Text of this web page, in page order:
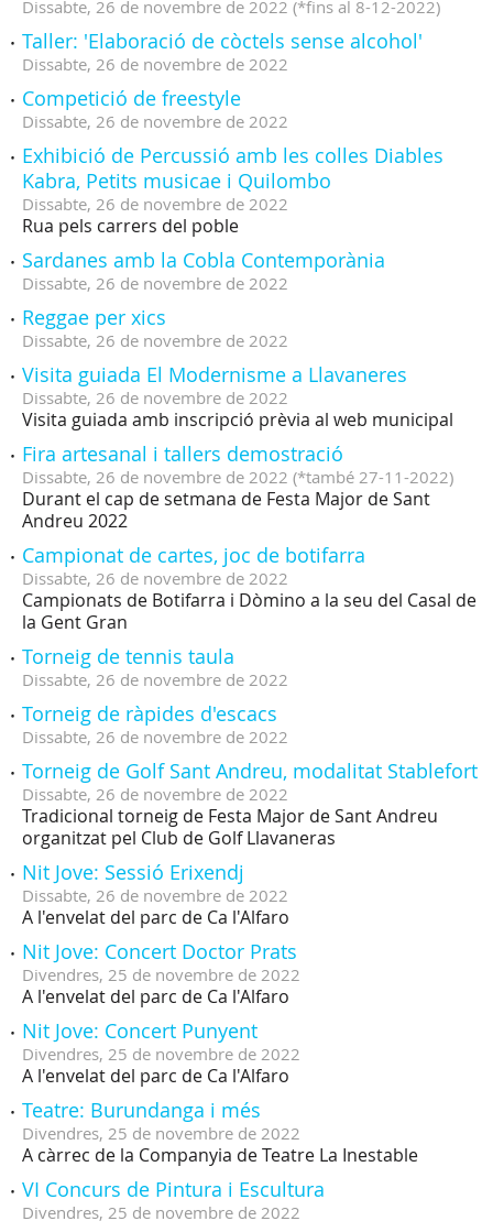
Dissabte, 26 de novembre de 2022 (*fins al 8-12-2022)
Taller: 'Elaboració de còctels sense alcohol'
Dissabte, 26 de novembre de 2022
Competició de freestyle
Dissabte, 26 de novembre de 2022
Exhibició de Percussió amb les colles Diables
Kabra, Petits musicae i Quilombo
Dissabte, 26 de novembre de 2022
Rua pels carrers del poble
Sardanes amb la Cobla Contemporània
Dissabte, 26 de novembre de 2022
Reggae per xics
Dissabte, 26 de novembre de 2022
Visita guiada El Modernisme a Llavaneres
Dissabte, 26 de novembre de 2022
Visita guiada amb inscripció prèvia al web municipal
Fira artesanal i tallers demostració
Dissabte, 26 de novembre de 2022 (*també 27-11-2022)
Durant el cap de setmana de Festa Major de Sant
Andreu 2022
Campionat de cartes, joc de botifarra
Dissabte, 26 de novembre de 2022
Campionats de Botifarra i Dòmino a la seu del Casal de
la Gent Gran
Torneig de tennis taula
Dissabte, 26 de novembre de 2022
Torneig de ràpides d'escacs
Dissabte, 26 de novembre de 2022
Torneig de Golf Sant Andreu, modalitat Stablefort
Dissabte, 26 de novembre de 2022
Tradicional torneig de Festa Major de Sant Andreu
organitzat pel Club de Golf Llavaneras
Nit Jove: Sessió Erixendj
Dissabte, 26 de novembre de 2022
A l'envelat del parc de Ca l'Alfaro
Nit Jove: Concert Doctor Prats
Divendres, 25 de novembre de 2022
A l'envelat del parc de Ca l'Alfaro
Nit Jove: Concert Punyent
Divendres, 25 de novembre de 2022
A l'envelat del parc de Ca l'Alfaro
Teatre: Burundanga i més
Divendres, 25 de novembre de 2022
A càrrec de la Companyia de Teatre La Inestable
VI Concurs de Pintura i Escultura
Divendres, 25 de novembre de 2022